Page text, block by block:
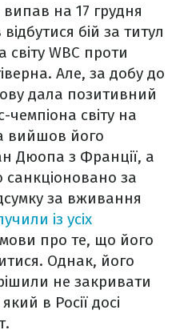
на 17 грудня
бій за титул
WBC проти
Але, за добу до
дала позитивний
чемпіона світу на
вийшов його
Дюопа з Франції, а
за
за вживання
із усіх
про те, що його
Однак, його
не закривати
в Росії досі